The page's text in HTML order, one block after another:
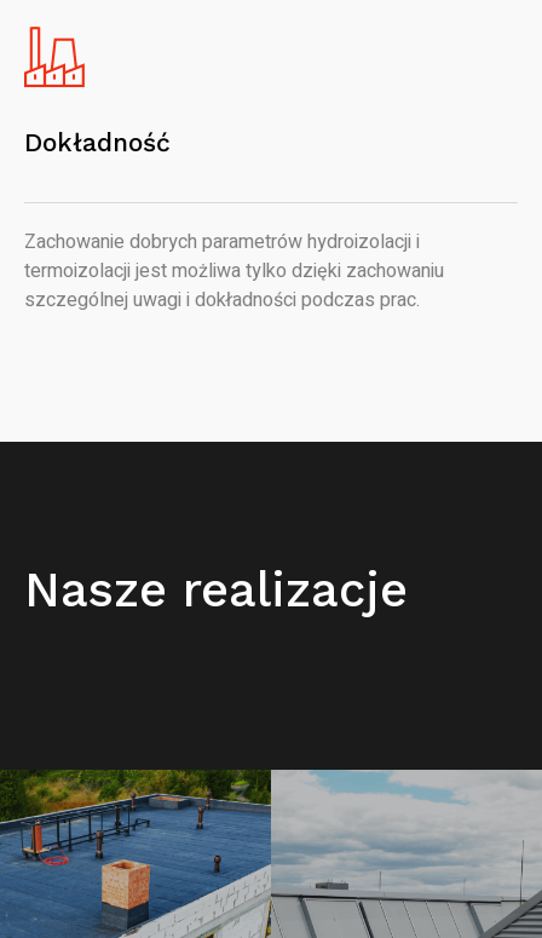
Dokładność
Zachowanie dobrych parametrów hydroizolacji i
termoizolacji jest możliwa tylko dzięki zachowaniu
szczególnej uwagi i dokładności podczas prac.
Nasze realizacje